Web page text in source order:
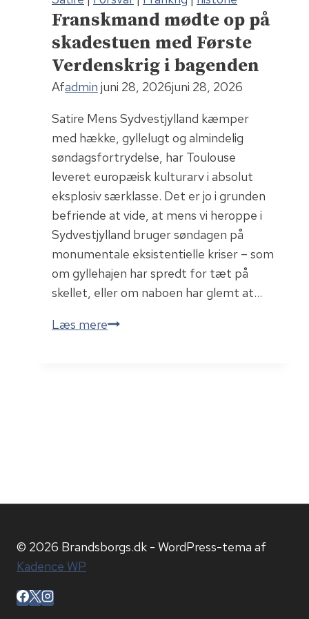
Franskmand mødte op på
skadestuen med Første
Verdenskrig i bagenden
Afadmin juni 28, 2026juni 28, 2026
Satire Mens Sydvestjylland kæmper
med hække, gyllelugt og almindelig
søndagsfortrydelse, har Toulouse
leveret europæisk kulturarv i absolut
eksplosiv særklasse. Det er jo i grunden
befriende at vide, at mens vi heroppe i
Sydvestjylland bruger søndagen på
monumentale eksistentielle kriser – som
om gyllehajen har spredt for tæt på
skellet, eller om naboen har glemt at…
Læs mereFranskmand
© 2026 Brandsborgs.dk - WordPress-tema af
Kadence WP